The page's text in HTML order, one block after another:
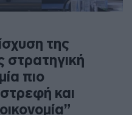
της
πιο
και